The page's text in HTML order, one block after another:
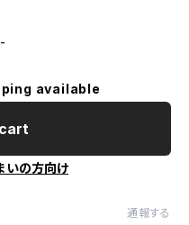
available
いの方向け
通報する